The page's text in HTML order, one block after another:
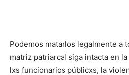
Podemos matarlos legalmente a
matriz patriarcal siga intacta en
lxs funcionarios públicxs, la